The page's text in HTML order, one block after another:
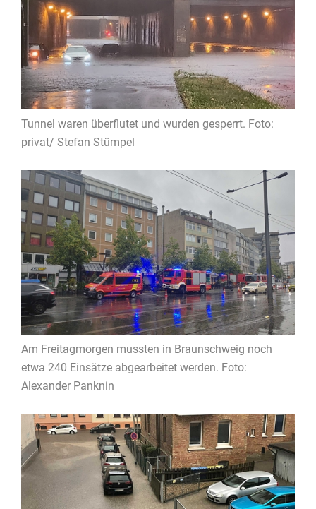
Tunnel waren überflutet und wurden gesperrt. Foto:
privat/ Stefan Stümpel
Am Freitagmorgen mussten in Braunschweig noch
etwa 240 Einsätze abgearbeitet werden. Foto:
Alexander Panknin